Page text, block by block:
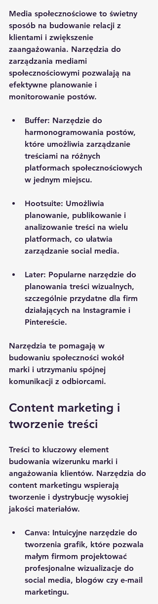
Media społecznościowe to świetny
sposób na budowanie relacji z
klientami i zwiększenie
zaangażowania. Narzędzia do
zarządzania mediami
społecznościowymi pozwalają na
efektywne planowanie i
monitorowanie postów.
Buffer: Narzędzie do
harmonogramowania postów,
które umożliwia zarządzanie
treściami na różnych
platformach społecznościowych
w jednym miejscu.
Hootsuite: Umożliwia
planowanie, publikowanie i
analizowanie treści na wielu
platformach, co ułatwia
zarządzanie social media.
Later: Popularne narzędzie do
planowania treści wizualnych,
szczególnie przydatne dla firm
działających na Instagramie i
Pintereście.
Narzędzia te pomagają w
budowaniu społeczności wokół
marki i utrzymaniu spójnej
komunikacji z odbiorcami.
Content marketing i
tworzenie treści
Treści to kluczowy element
budowania wizerunku marki i
angażowania klientów. Narzędzia do
content marketingu wspierają
tworzenie i dystrybucję wysokiej
jakości materiałów.
Canva: Intuicyjne narzędzie do
tworzenia grafik, które pozwala
małym firmom projektować
profesjonalne wizualizacje do
social media, blogów czy e-mail
marketingu.